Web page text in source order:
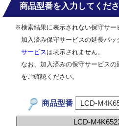
商品型番を入力してくだ
※検索結果に表示されない保守サー
加入済み保守サービスの延長パッ
サービス は表示されません。
なお、加入済みの保守サービス
をご確認ください。
商品型番